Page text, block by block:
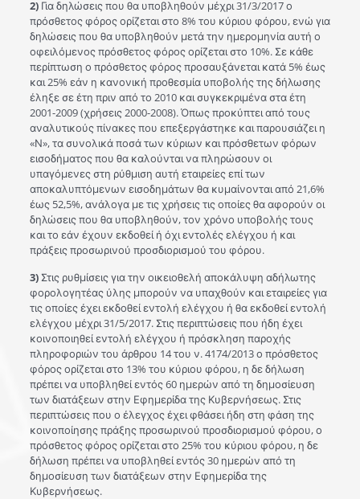
2)Για δηλώσεις που θα υποβληθούν μέχρι 31/3/2017 ο
πρόσθετος φόρος ορίζεται στο 8% του κύριου φόρου, ενώ για
δηλώσεις που θα υποβληθούν μετά την ημερομηνία αυτή ο
οφειλόμενος πρόσθετος φόρος ορίζεται στο 10%. Σε κάθε
περίπτωση ο πρόσθετος φόρος προσαυξάνεται κατά 5% έως
και 25% εάν η κανονική προθεσμία υποβολής της δήλωσης
έληξε σε έτη πριν από το 2010 και συγκεκριμένα στα έτη
2001-2009 (χρήσεις 2000-2008). Όπως προκύπτει από τους
αναλυτικούς πίνακες που επεξεργάστηκε και παρουσιάζει η
«Ν», τα συνολικά ποσά των κύριων και πρόσθετων φόρων
εισοδήματος που θα καλούνται να πληρώσουν οι
υπαγόμενες στη ρύθμιση αυτή εταιρείες επί των
αποκαλυπτόμενων εισοδημάτων θα κυμαίνονται από 21,6%
έως 52,5%, ανάλογα με τις χρήσεις τις οποίες θα αφορούν οι
δηλώσεις που θα υποβληθούν, τον χρόνο υποβολής τους
και το εάν έχουν εκδοθεί ή όχι εντολές ελέγχου ή και
πράξεις προσωρινού προσδιορισμού του φόρου.
3)Στις ρυθμίσεις για την οικειοθελή αποκάλυψη αδήλωτης
φορολογητέας ύλης μπορούν να υπαχθούν και εταιρείες για
τις οποίες έχει εκδοθεί εντολή ελέγχου ή θα εκδοθεί εντολή
ελέγχου μέχρι 31/5/2017. Στις περιπτώσεις που ήδη έχει
κοινοποιηθεί εντολή ελέγχου ή πρόσκληση παροχής
πληροφοριών του άρθρου 14 του ν. 4174/2013 ο πρόσθετος
φόρος ορίζεται στο 13% του κύριου φόρου, η δε δήλωση
πρέπει να υποβληθεί εντός 60 ημερών από τη δημοσίευση
των διατάξεων στην Εφημερίδα της Κυβερνήσεως. Στις
περιπτώσεις που ο έλεγχος έχει φθάσει ήδη στη φάση της
κοινοποίησης πράξης προσωρινού προσδιορισμού φόρου, ο
πρόσθετος φόρος ορίζεται στο 25% του κύριου φόρου, η δε
δήλωση πρέπει να υποβληθεί εντός 30 ημερών από τη
δημοσίευση των διατάξεων στην Εφημερίδα της
Κυβερνήσεως.